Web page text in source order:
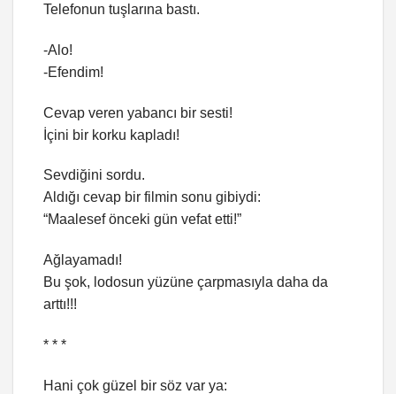
Telefonun tuşlarına bastı.
-Alo!
-Efendim!
Cevap veren yabancı bir sesti!
İçini bir korku kapladı!
Sevdiğini sordu.
Aldığı cevap bir filmin sonu gibiydi:
“Maalesef önceki gün vefat etti!”
Ağlayamadı!
Bu şok, lodosun yüzüne çarpmasıyla daha da
arttı!!!
* * *
Hani çok güzel bir söz var ya: